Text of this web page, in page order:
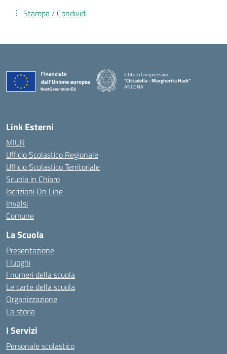
Stampa / Condividi
Istituto Comprensivo
“Cittadella - Margherita Hack”
ANCONA
Link Esterni
MIUR
Ufficio Scolastico Regionale
Ufficio Scolastico Territoriale
Scuola in Chiaro
Iscrizioni On Line
Invalsi
Comune
La Scuola
Presentazione
I luoghi
I numeri della scuola
Le carte della scuola
Organizzazione
La storia
I Servizi
Personale scolastico